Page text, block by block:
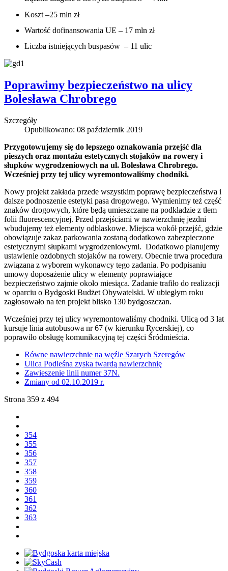
Koszt –25 mln zł
Wartość dofinansowania UE – 17 mln zł
Liczba istniejących buspasów – 11 ulic
Poprawimy bezpieczeństwo na ulicy
Bolesława Chrobrego
Szczegóły
Opublikowano: 08 październik 2019
Przygotowujemy się do lepszego oznakowania przejść dla
pieszych oraz montażu estetycznych stojaków na rowery i
słupków wygrodzeniowych na ul. Bolesława Chrobrego.
Wcześniej przy tej ulicy wyremontowaliśmy chodniki.
Nowy projekt zakłada przede wszystkim poprawę bezpieczeństwa i
dalsze podnoszenie estetyki pasa drogowego. Wymienimy też część
znaków drogowych, które będą umieszczane na podkładzie z tłem
folii fluorescencyjnej. Przed przejściami w nawierzchnię jezdni
wbudujemy też elementy odblaskowe. Miejsca wokół przejść, gdzie
obowiązuje zakaz parkowania zostaną dodatkowo zabezpieczone
estetycznymi słupkami wygrodzeniowymi. Dodatkowo planujemy
ustawienie ozdobnych stojaków na rowery. Obecnie trwa procedura
związana z wyborem wykonawcy tego zadania. Po podpisaniu
umowy doposażenie ulicy w elementy poprawiające
bezpieczeństwo zajmie około miesiąca. Zadanie trafiło do realizacji
w oparciu o Bydgoski Budżet Obywatelski. W ubiegłym roku
zagłosowało na ten projekt blisko 130 bydgoszczan.
Wcześniej przy tej ulicy wyremontowaliśmy chodniki. Ulicą od 3 lat
kursuje linia autobusowa nr 67 (w kierunku Rycerskiej), co
poprawiło obsługę komunikacyjną tej części Śródmieścia.
Równe nawierzchnie na węźle Szarych Szeregów
Ulica Podleśna zyska twardą nawierzchnię
Zawieszenie linii numer 37N.
Zmiany od 02.10.2019 r.
Strona 359 z 494
354
355
356
357
358
359
360
361
362
363